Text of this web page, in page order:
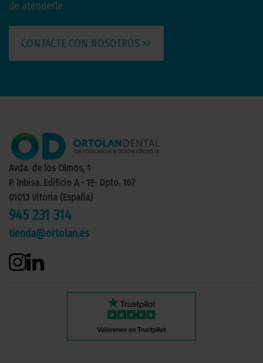
de atenderle.
CONTACTE CON NOSOTROS >>
Avda. de los Olmos, 1
P. Inbisa. Edificio A • 1º- Dpto. 107
01013 Vitoria (España)
945 231 314
tienda@ortolan.es